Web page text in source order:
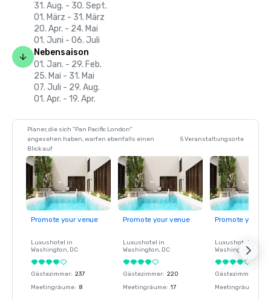
31. Aug. - 30. Sept.
01. März - 31. März
20. Apr. - 24. Mai
01. Juni - 06. Juli
Nebensaison
01. Jan. - 29. Feb.
25. Mai - 31. Mai
07. Juli - 29. Aug.
01. Apr. - 19. Apr.
Planer, die sich "Pan Pacific London"
angesehen haben, warfen ebenfalls einen
Blick auf
5 Veranstaltungsorte
Promote your venue
Luxushotel in
Washington, DC
Gästezimmer: 237
Meetingräume: 8
Promote your venue
Luxushotel in
Washington, DC
Gästezimmer: 220
Meetingräume: 17
Promote your
Luxushotel in
Washington
Gästezimmer
Meetingräume